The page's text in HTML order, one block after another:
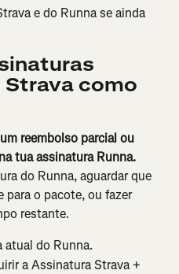
e do Runna se ainda
como
reembolso parcial ou
tua assinatura Runna.
do Runna, aguardar que
para o pacote, ou fazer
restante.
atual do Runna.
a Assinatura Strava +